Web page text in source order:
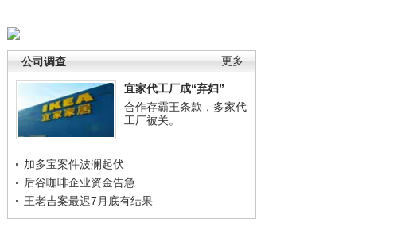
更多
公司调查
宜家代工厂成“弃妇”
合作存霸王条款，多家代
工厂被关。
加多宝案件波澜起伏
后谷咖啡企业资金告急
王老吉案最迟7月底有结果